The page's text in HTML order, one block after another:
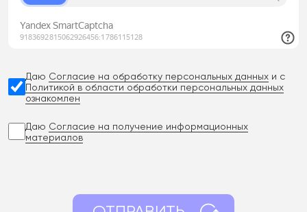
Даю Согласие на обработку персональных данных и с
Политикой в области обработки персональных данных
ознакомлен
Даю Согласие на получение информационных
материалов